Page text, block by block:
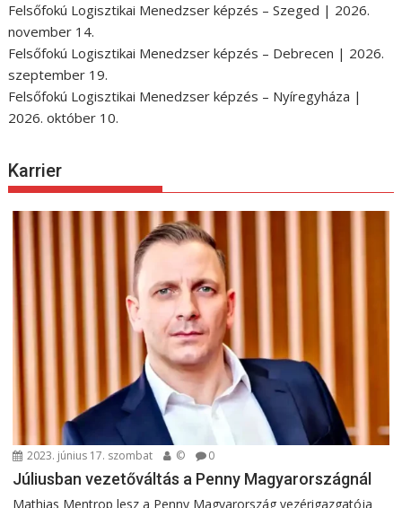
Felsőfokú Logisztikai Menedzser képzés – Szeged | 2026.
november 14.
Felsőfokú Logisztikai Menedzser képzés – Debrecen | 2026.
szeptember 19.
Felsőfokú Logisztikai Menedzser képzés – Nyíregyháza |
2026. október 10.
Karrier
2023. június 17. szombat © 0
Júliusban vezetőváltás a Penny Magyarországnál
Mathias Mentrop lesz a Penny Magyarország vezérigazgatója